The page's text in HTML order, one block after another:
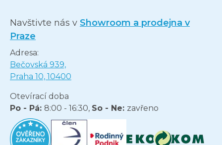
Navštivte nás v Showroom a prodejna v
Praze
Adresa:
Bečovská 939,
Praha 10, 10400
Otevírací doba
Po - Pá: 8:00 - 16:30, So - Ne: zavřeno